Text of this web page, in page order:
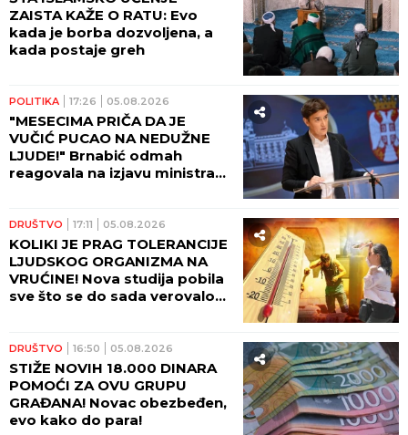
ZAISTA KAŽE O RATU: Evo
kada je borba dozvoljena, a
kada postaje greh
POLITIKA 17:26 05.08.2026
"MESECIMA PRIČA DA JE
VUČIĆ PUCAO NA NEDUŽNE
LJUDE!" Brnabić odmah
reagovala na izjavu ministra
DRUŠTVO 17:11 05.08.2026
KOLIKI JE PRAG TOLERANCIJE
LJUDSKOG ORGANIZMA NA
VRUĆINE! Nova studija pobila
sve što se do sada verovalo
DRUŠTVO 16:50 05.08.2026
STIŽE NOVIH 18.000 DINARA
POMOĆI ZA OVU GRUPU
GRAĐANA! Novac obezbeđen,
evo kako do para!